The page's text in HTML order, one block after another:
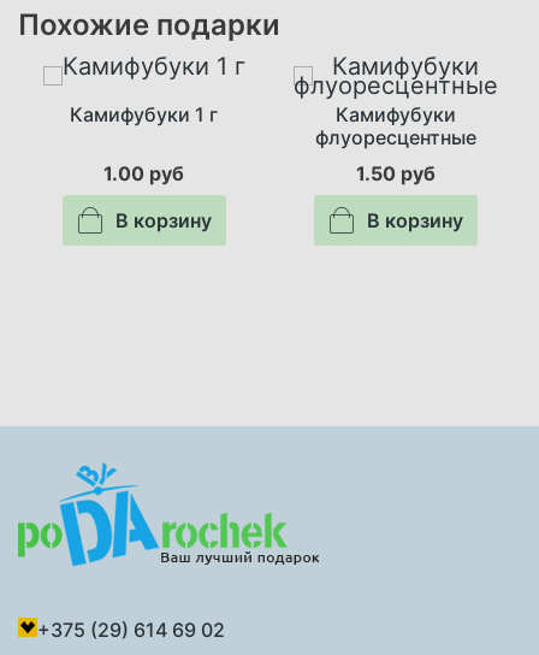
Похожие подарки
Камифубуки 1 г
1.00 руб
В корзину
Камифубуки
флуоресцентные
1.50 руб
В корзину
+375 (29) 614 69 02